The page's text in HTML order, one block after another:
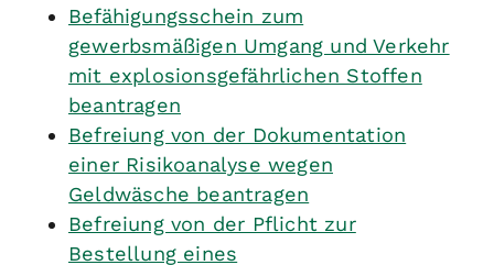
Befähigungsschein zum
gewerbsmäßigen Umgang und Verkehr
mit explosionsgefährlichen Stoffen
beantragen
Befreiung von der Dokumentation
einer Risikoanalyse wegen
Geldwäsche beantragen
Befreiung von der Pflicht zur
Bestellung eines